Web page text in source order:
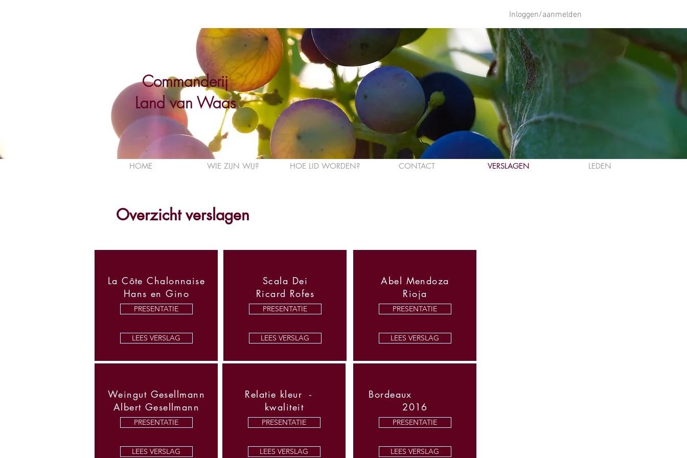
Inloggen/aanmelden
Commanderij
Land van Waas
HOME WIE ZIJN WIJ? HOE LID WORDEN? CONTACT VERSLAGEN LEDEN
Overzicht verslagen
La Côte Chalonnaise
Hans en Gino
LEES VERSLAG
PRESENTATIE
Weingut Gesellmann
Albert Gesellmann
LEES VERSLAG
PRESENTATIE
Scala Dei
Ricard Rofes
LEES VERSLAG
PRESENTATIE
Relatie kleur -
kwaliteit
LEES VERSLAG
PRESENTATIE
Abel Mendoza
Rioja
LEES VERSLAG
PRESENTATIE
Bordeaux
2016
LEES VERSLAG
PRESENTATIE